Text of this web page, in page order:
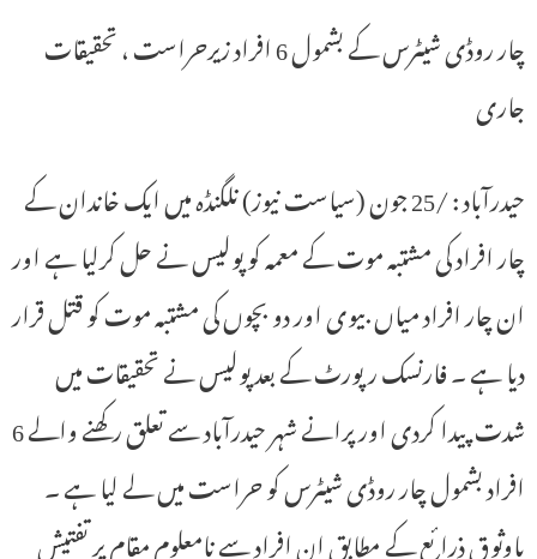
چار روڈی شیٹرس کے بشمول 6 افراد زیرحراست ، تحقیقات
جاری
حیدرآباد : /25 جون (سیاست نیوز) نلگنڈہ میں ایک خاندان کے
چار افراد کی مشتبہ موت کے معمہ کو پولیس نے حل کرلیا ہے اور
ان چار افراد میاں بیوی اور دو بچوں کی مشتبہ موت کو قتل قرار
دیا ہے ۔ فارنسک رپورٹ کے بعد پولیس نے تحقیقات میں
شدت پیدا کردی اور پرانے شہر حیدرآباد سے تعلق رکھنے والے 6
افراد بشمول چار روڈی شیٹرس کو حراست میں لے لیا ہے ۔
باوثوق ذرائع کے مطابق ان افراد سے نامعلوم مقام پر تفتیش